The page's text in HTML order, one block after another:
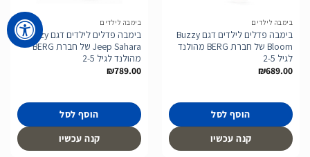
בימבה לילדים
בימבה פדלים לילדים דגם Buzzy
Bloom של חברת BERG מהולנד
לגיל 2-5
₪689.00
הוסף לסל
קנה עכשיו
בימבה לילדים
בימבה פדלים לילדים דגם Buzzy
Jeep Sahara של חברת BERG
מהולנד לגיל 2-5
₪789.00
הוסף לסל
קנה עכשיו